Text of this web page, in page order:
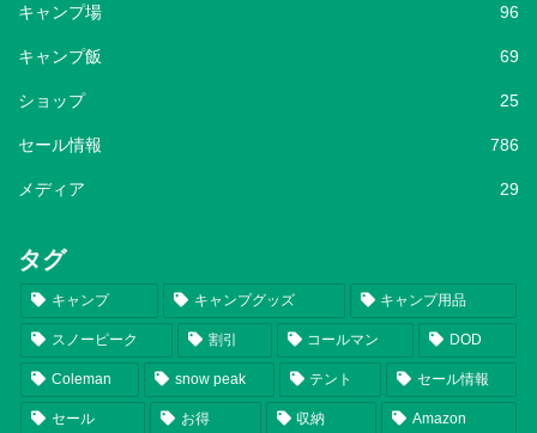
キャンプ場 96
キャンプ飯 69
ショップ 25
セール情報 786
メディア 29
タグ
キャンプ キャンプグッズ キャンプ用品
スノーピーク 割引 コールマン DOD
Coleman snow peak テント セール情報
セール お得 収納 Amazon